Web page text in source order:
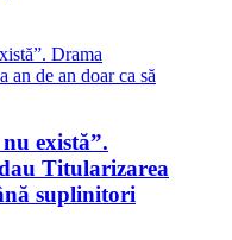
există”.
Titularizarea
suplinitori